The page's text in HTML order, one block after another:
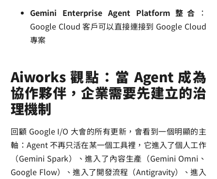
Gemini Enterprise Agent Platform 整合 ：
Google Cloud 客戶可以直接連接到 Google Cloud
專案
Aiworks 觀點：當 Agent 成為
協作夥伴，企業需要先建立的治
理機制
回顧 Google I/O 大會的所有更新，會看到一個明顯的主
軸：Agent 不再只活在某一個工具裡，它進入了個人工作
（Gemini Spark）、進入了內容生產（Gemini Omni、
Google Flow）、進入了開發流程（Antigravity）、進入